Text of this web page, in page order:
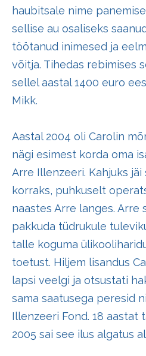
haubitsale nime
sellise au osaliseks
töötanud inimesed ja
võitja. Tihedas rebimises
sellel aastal 1400 euro
Mikk.
Aastal 2004 oli Carolin
nägi esimest korda oma
Arre Illenzeeri. Kahjuks jäi
korraks, puhkuselt
naastes Arre langes. Arre
pakkuda tüdrukule
talle koguma
toetust. Hiljem lisandus
lapsi veelgi ja otsustati
sama saatusega peresid
Illenzeeri Fond. 18 aastat
2005 sai see ilus algatus